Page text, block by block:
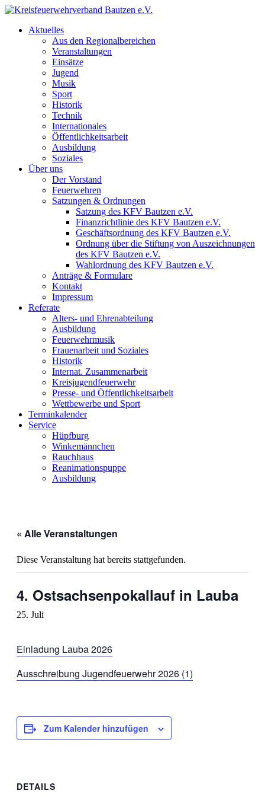
Aktuelles
Aus den Regionalbereichen
Veranstaltungen
Einsätze
Jugend
Musik
Sport
Historik
Technik
Internationales
Öffentlichkeitsarbeit
Ausbildung
Soziales
Über uns
Der Vorstand
Feuerwehren
Satzungen & Ordnungen
Satzung des KFV Bautzen e.V.
Finanzrichtlinie des KFV Bautzen e.V.
Geschäftsordnung des KFV Bautzen e.V.
Ordnung über die Stiftung von Auszeichnungen
des KFV Bautzen e.V.
Wahlordnung des KFV Bautzen e.V.
Anträge & Formulare
Kontakt
Impressum
Referate
Alters- und Ehrenabteilung
Ausbildung
Feuerwehrmusik
Frauenarbeit und Soziales
Historik
Internat. Zusammenarbeit
Kreisjugendfeuerwehr
Presse- und Öffentlichkeitsarbeit
Wettbewerbe und Sport
Terminkalender
Service
Hüpfburg
Winkemännchen
Rauchhaus
Reanimationspuppe
Ausbildung
« Alle Veranstaltungen
Diese Veranstaltung hat bereits stattgefunden.
4. Ostsachsenpokallauf in Lauba
25. Juli
Einladung Lauba 2026
Ausschreibung Jugendfeuerwehr 2026 (1)
Zum Kalender hinzufügen
DETAILS